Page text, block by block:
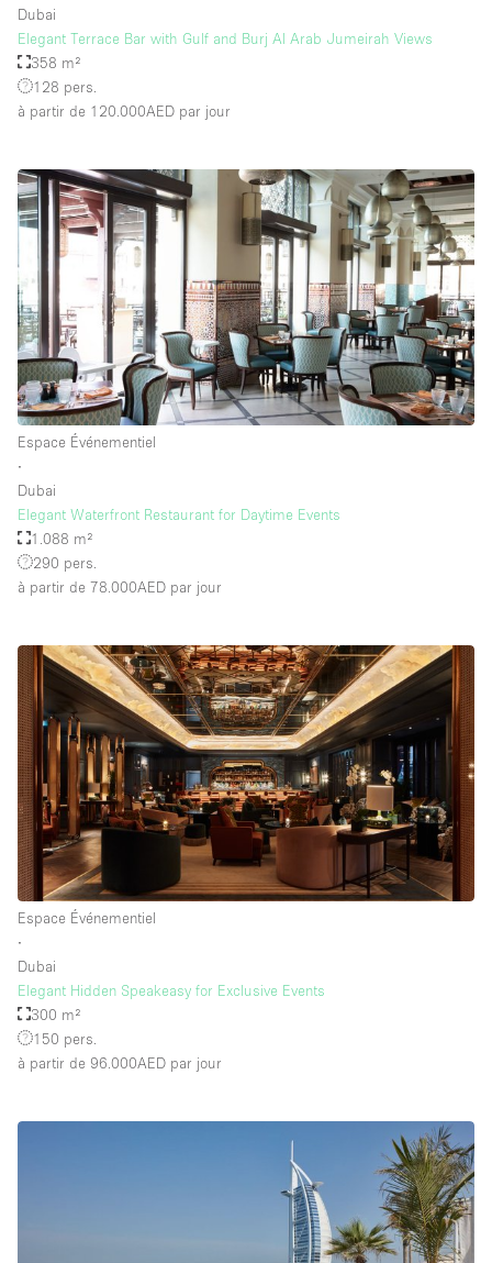
Dubai
Elegant Terrace Bar with Gulf and Burj Al Arab Jumeirah Views
358 m²
128 pers.
à partir de 120.000AED par jour
Espace Événementiel
∙
Dubai
Elegant Waterfront Restaurant for Daytime Events
1.088 m²
290 pers.
à partir de 78.000AED par jour
Espace Événementiel
∙
Dubai
Elegant Hidden Speakeasy for Exclusive Events
300 m²
150 pers.
à partir de 96.000AED par jour